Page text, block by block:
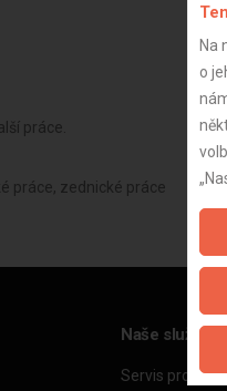
práce.
práce, zednické práce
Naše služby
Servis pro
Na
o